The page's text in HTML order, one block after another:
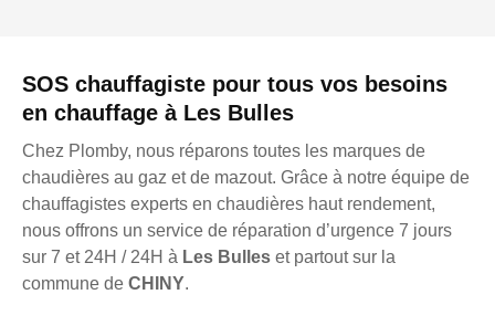
SOS chauffagiste pour tous vos besoins
en chauffage à Les Bulles
Chez Plomby, nous réparons toutes les marques de
chaudières au gaz et de mazout. Grâce à notre équipe de
chauffagistes experts en chaudières haut rendement,
nous offrons un service de réparation d’urgence 7 jours
sur 7 et 24H / 24H à Les Bulles et partout sur la
commune de CHINY.